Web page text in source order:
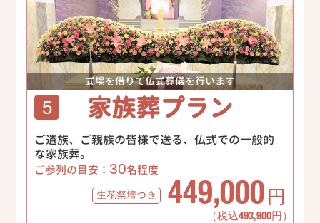
式場を借りて仏式葬儀を行います
5 家族葬プラン
ご遺族、ご親族の皆様で送る、仏式での一般的
な家族葬。
ご参列の目安： 30名程度
生花祭壇つき 449,000 円
（税込493,900円）